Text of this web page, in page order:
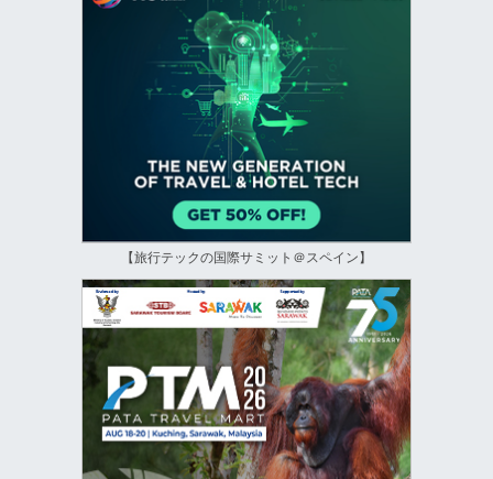
【旅行テックの国際サミット＠スペイン】